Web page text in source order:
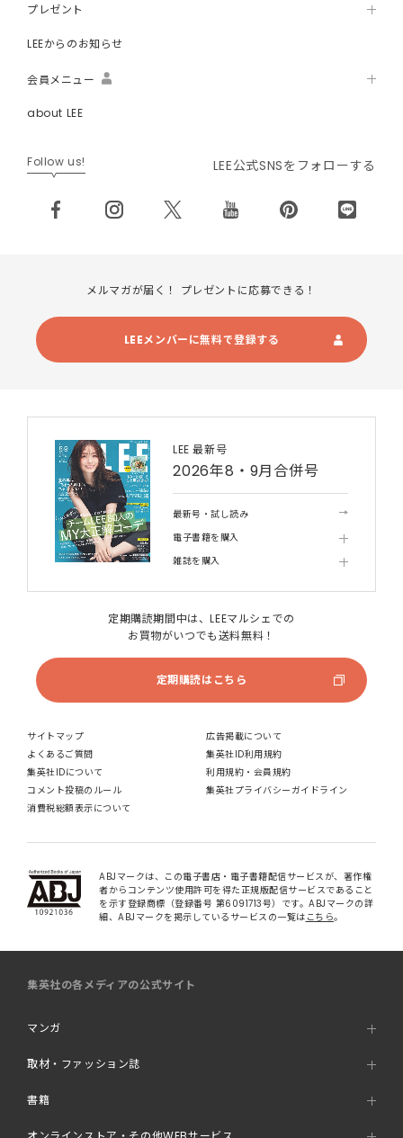
プレゼント
LEEからのお知らせ
会員メニュー
about LEE
Follow us! LEE公式SNSをフォローする
メルマガが届く！ プレゼントに応募できる！
LEEメンバーに無料で登録する
LEE 最新号
2026年8・9月合併号
最新号・試し読み
電子書籍を購入
雑誌を購入
定期購読期間中は、LEEマルシェでの
お買物がいつでも送料無料！
定期購読はこちら
サイトマップ
広告掲載について
よくあるご質問
集英社ID利用規約
集英社IDについて
利用規約・会員規約
コメント投稿のルール
集英社プライバシーガイドライン
消費税総額表示について
ABJマークは、この電子書店・電子書籍配信サービスが、著作権
者からコンテンツ使用許可を得た正規版配信サービスであること
を示す登録商標（登録番号 第6091713号）です。ABJマークの詳
細、ABJマークを掲示しているサービスの一覧は こちら。
集英社の各メディアの公式サイト
マンガ
取材・ファッション誌
書籍